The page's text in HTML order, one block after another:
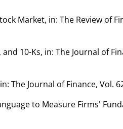
Market, in: The Review of
10-Ks, in: The Journal of
The Journal of Finance, Vol.
to Measure Firms'